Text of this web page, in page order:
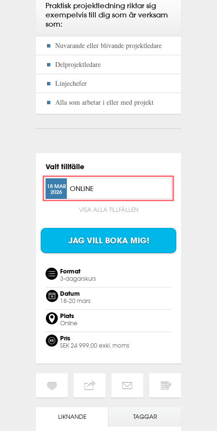
Praktisk projektledning riktar sig
exempelvis till dig som är verksam
som:
Nuvarande eller blivande projektledare
Delprojektledare
Linjechefer
Alla som arbetar i eller med projekt
Valt tillfälle
18 MAR
2026
ONLINE
VISA ALLA TILLFÄLLEN
JAG VILL BOKA MIG!
Format
3-dagarskurs
Datum
18-20 mars
Plats
Online
Pris
SEK 24 999,00 exkl. moms
LIKNANDE TAGGAR